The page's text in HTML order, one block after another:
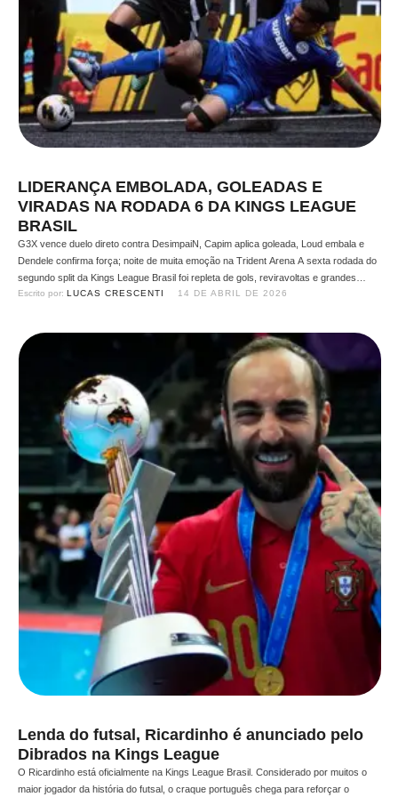
LIDERANÇA EMBOLADA, GOLEADAS E
VIRADAS NA RODADA 6 DA KINGS LEAGUE
BRASIL
G3X vence duelo direto contra DesimpaiN, Capim aplica goleada, Loud embala e
Dendele confirma força; noite de muita emoção na Trident Arena A sexta rodada do
segundo split da Kings League Brasil foi repleta de gols, reviravoltas e grandes
atuações. Cinco jogos movimentaram a Trident Arena na última segunda-feira (13),
Escrito por: LUCAS CRESCENTI 14 DE ABRIL DE 2026
Lenda do futsal, Ricardinho é anunciado pelo
Dibrados na Kings League
O Ricardinho está oficialmente na Kings League Brasil. Considerado por muitos o
maior jogador da história do futsal, o craque português chega para reforçar o